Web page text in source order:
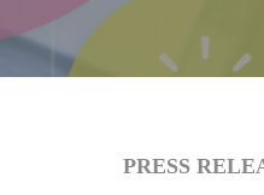
PRESS